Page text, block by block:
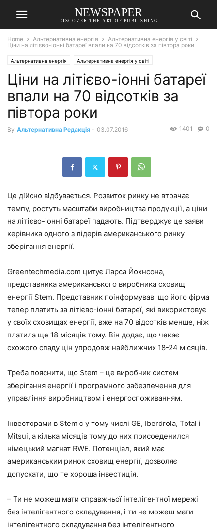
NEWSPAPER
DISCOVER THE ART OF PUBLISHING
Home Альтернативна енергія
Альтернативна енергія у світі
Ціни на літієво-іонні батареї впали на 70 відсотків за півтора роки
Альтернативна енергія Альтернативна енергія у світі
Ціни на літієво-іонні батареї
впали на 70 відсотків за
півтора роки
By Альтернативна Редакція - 03.07.2016 0
1401
Це дійсно відбувається. Розвиток ринку не втрачає
темпу, ростуть масштаби виробництва продукції, а ціни
на літієво-іонні батареї падають. Підтверджує це заяви
керівника одного з лідерів американського ринку
зберігання енергії.
Greentechmedia.com цитує Ларса Йохнсона,
представника американського виробника сховищ
енергії Stem. Представник поінформував, що його фірма
тепер платить за літієво-іонні батареї, які використовує
у своїх сховищах енергії, вже на 70 відсотків менше, ніж
платила ще 18 місяців тому. Він додає, що чекає
схожого спаду цін упродовж найближчих 18-24 місяців.
Треба пояснити, що Stem – це виробник систем
зберігання енергії і програмного забезпечення для
управління виробництвом і енергоспоживанням.
Інвесторами в Stem є у тому числі GE, Iberdrola, Total і
Mitsui, а кілька місяців тому до них присоеденился
німецький магнат RWE. Потенціал, який має
американський ринок сховищ енергії, дозволяє
допускати, що те хороша інвестиція.
– Ти не можеш мати справжньої інтелігентної мережі
без інтелігентного складування, і ти не можеш мати
інтелігентного складування без інтелігентного